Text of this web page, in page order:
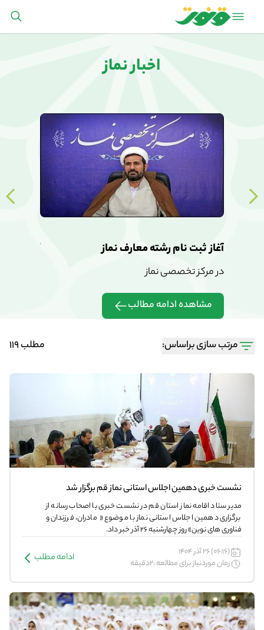
اخبار نماز
آغاز ثبت نام رشته معارف نماز
در مرکز تخصصی نماز
مشاهده ادامه مطالب
مرتب سازی براساس: مطلب 119
نشست خبری دهمین اجلاس استانی نماز قم برگزار شد
مدیر ستاد اقامه نماز استان قم در نشست خبری با اصحاب رسانه از
برگزاری دهمین اجلاس استانی نماز با موضوع « مادران، فرزندان و
فناوری های نوین» روز چهارشنبه ۲۶ آذر خبر داد.
(06:16) 26 آذر 1404
زمان موردنیاز برای مطالعه :2دقیقه
ادامه مطلب